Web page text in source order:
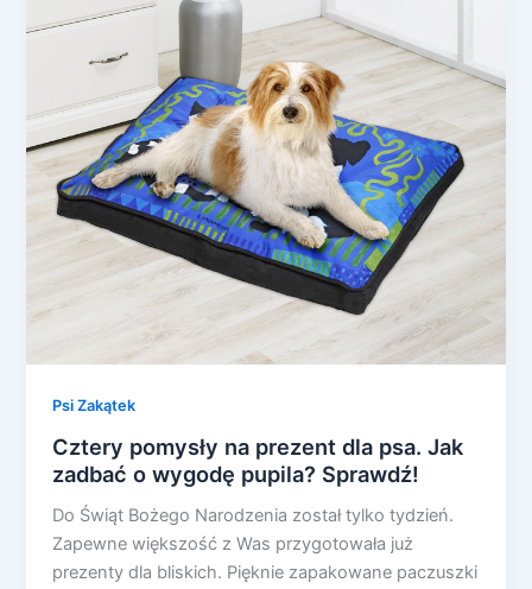
Psi Zakątek
Cztery pomysły na prezent dla psa. Jak
zadbać o wygodę pupila? Sprawdź!
Do Świąt Bożego Narodzenia został tylko tydzień.
Zapewne większość z Was przygotowała już
prezenty dla bliskich. Pięknie zapakowane paczuszki